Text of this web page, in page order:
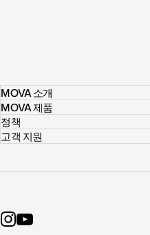
MOVA 소개
MOVA 제품
정책
고객 지원